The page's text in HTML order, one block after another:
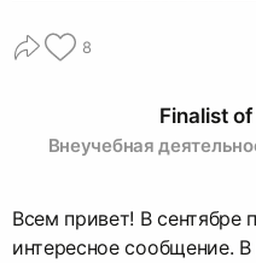
8
Finalist
Внеучебная
Всем привет! В
интересное сообщение.